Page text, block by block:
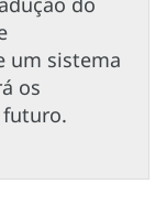
um sistema
os
futuro.